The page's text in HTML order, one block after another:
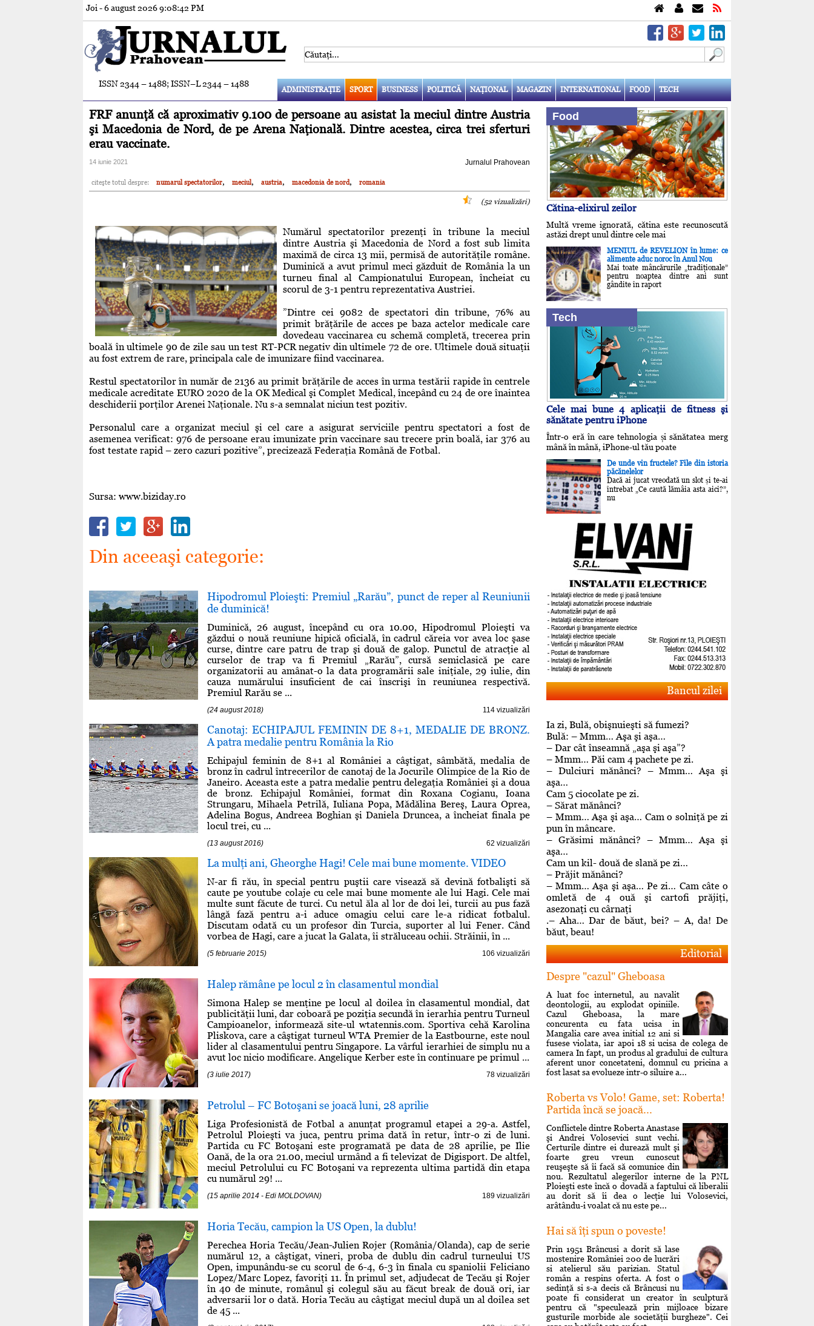
Joi - 6 august 20269:08:44 PM
ISSN 2344 – 1488; ISSN–L 2344 – 1488
ADMINISTRAŢIE SPORT BUSINESS POLITICĂ NAŢIONAL MAGAZIN INTERNATIONAL FOOD TECH
FRF anunţă că aproximativ 9.100 de persoane au asistat la meciul dintre Austria
şi Macedonia de Nord, de pe Arena Naţională. Dintre acestea, circa trei sferturi
erau vaccinate.
14 iunie 2021 Jurnalul Prahovean
citeşte totul despre: numarul spectatorilor, meciul, austria, macedonia de nord, romania
(52 vizualizări)
Numărul spectatorilor prezenţi în tribune la meciul
dintre Austria şi Macedonia de Nord a fost sub limita
maximă de circa 13 mii, permisă de autorităţile române.
Duminică a avut primul meci găzduit de România la un
turneu final al Campionatului European, încheiat cu
scorul de 3-1 pentru reprezentativa Austriei.
”Dintre cei 9082 de spectatori din tribune, 76% au
primit brăţările de acces pe baza actelor medicale care
dovedeau vaccinarea cu schemă completă, trecerea prin
boală în ultimele 90 de zile sau un test RT-PCR negativ din ultimele 72 de ore. Ultimele două situaţii
au fost extrem de rare, principala cale de imunizare fiind vaccinarea.
Restul spectatorilor în număr de 2136 au primit brăţările de acces în urma testării rapide în centrele
medicale acreditate EURO 2020 de la OK Medical şi Complet Medical, începând cu 24 de ore înaintea
deschiderii porţilor Arenei Naţionale. Nu s-a semnalat niciun test pozitiv.
Personalul care a organizat meciul şi cel care a asigurat serviciile pentru spectatori a fost de
asemenea verificat: 976 de persoane erau imunizate prin vaccinare sau trecere prin boală, iar 376 au
fost testate rapid – zero cazuri pozitive”, precizează Federaţia Română de Fotbal.
Sursa: www.biziday.ro
Din aceeaşi categorie:
Hipodromul Ploieşti: Premiul „Rarău”, punct de reper al Reuniunii
de duminică!
Duminică, 26 august, începând cu ora 10.00, Hipodromul Ploieşti va
găzdui o nouă reuniune hipică oficială, în cadrul căreia vor avea loc şase
curse, dintre care patru de trap şi două de galop. Punctul de atracţie al
curselor de trap va fi Premiul „Rarău”, cursă semiclasică pe care
organizatorii au amânat-o la data programării sale iniţiale, 29 iulie, din
cauza numărului insuficient de cai înscrişi în reuniunea respectivă.
Premiul Rarău se ...
(24 august 2018) 114 vizualizări
Canotaj: ECHIPAJUL FEMININ DE 8+1, MEDALIE DE BRONZ.
A patra medalie pentru România la Rio
Echipajul feminin de 8+1 al României a câştigat, sâmbătă, medalia de
bronz în cadrul întrecerilor de canotaj de la Jocurile Olimpice de la Rio de
Janeiro. Aceasta este a patra medalie pentru delegaţia României şi a doua
de bronz. Echipajul României, format din Roxana Cogianu, Ioana
Strungaru, Mihaela Petrilă, Iuliana Popa, Mădălina Bereş, Laura Oprea,
Adelina Bogus, Andreea Boghian şi Daniela Druncea, a încheiat finala pe
locul trei, cu ...
(13 august 2016) 62 vizualizări
La mulţi ani, Gheorghe Hagi! Cele mai bune momente. VIDEO
N-ar fi rău, în special pentru puştii care visează să devină fotbalişti să
caute pe youtube colaje cu cele mai bune momente ale lui Hagi. Cele mai
multe sunt făcute de turci. Cu netul ăla al lor de doi lei, turcii au pus fază
lângă fază pentru a-i aduce omagiu celui care le-a ridicat fotbalul.
Discutam odată cu un profesor din Turcia, suporter al lui Fener. Când
vorbea de Hagi, care a jucat la Galata, îi străluceau ochii. Străinii, în ...
(5 februarie 2015) 106 vizualizări
Halep rămâne pe locul 2 în clasamentul mondial
Simona Halep se menţine pe locul al doilea în clasamentul mondial, dat
publicităţii luni, dar coboară pe poziţia secundă în ierarhia pentru Turneul
Campioanelor, informează site-ul wtatennis.com. Sportiva cehă Karolina
Pliskova, care a câştigat turneul WTA Premier de la Eastbourne, este noul
lider al clasamentului pentru Singapore. La vârful ierarhiei de simplu nu a
avut loc nicio modificare. Angelique Kerber este în continuare pe primul ...
(3 iulie 2017) 78 vizualizări
Petrolul – FC Botoşani se joacă luni, 28 aprilie
Liga Profesionistă de Fotbal a anunţat programul etapei a 29-a. Astfel,
Petrolul Ploieşti va juca, pentru prima dată în retur, într-o zi de luni.
Partida cu FC Botoşani este programată pe data de 28 aprilie, pe Ilie
Oană, de la ora 21.00, meciul urmând a fi televizat de Digisport. De altfel,
meciul Petrolului cu FC Botoşani va reprezenta ultima partidă din etapa
cu numărul 29! ...
(15 aprilie 2014 - Edi MOLDOVAN) 189 vizualizări
Horia Tecău, campion la US Open, la dublu!
Perechea Horia Tecău/Jean-Julien Rojer (România/Olanda), cap de serie
numărul 12, a câştigat, vineri, proba de dublu din cadrul turneului US
Open, impunându-se cu scorul de 6-4, 6-3 în finala cu spaniolii Feliciano
Lopez/Marc Lopez, favoriţi 11. În primul set, adjudecat de Tecău şi Rojer
în 40 de minute, românul şi colegul său au făcut break de două ori, iar
adversarii lor o dată. Horia Tecău au câştigat meciul după un al doilea set
de 45 ...
Food
Cătina-elixirul zeilor
Multă vreme ignorată, cătina este recunoscută
astăzi drept unul dintre cele mai
MENIUL de REVELION în lume: ce
alimente aduc noroc în Anul Nou
Mai toate mâncărurile „tradiţionale”
pentru noaptea dintre ani sunt
gândite în raport
Tech
Cele mai bune 4 aplicaţii de fitness şi
sănătate pentru iPhone
Într-o eră în care tehnologia și sănătatea merg
mână în mână, iPhone-ul tău poate
De unde vin fructele? File din istoria
păcănelelor
Dacă ai jucat vreodată un slot și te-ai
întrebat „Ce caută lămâia asta aici?”,
nu
Bancul zilei
Ia zi, Bulă, obişnuieşti să fumezi?
Bulă: – Mmm… Aşa şi aşa…
– Dar cât înseamnă „aşa şi aşa”?
– Mmm… Păi cam 4 pachete pe zi.
– Dulciuri mănânci? – Mmm… Aşa şi
aşa…
Cam 5 ciocolate pe zi.
– Sărat mănânci?
– Mmm… Aşa şi aşa… Cam o solniţă pe zi
pun în mâncare.
– Grăsimi mănânci? – Mmm… Aşa şi
aşa…
Cam un kil- două de slană pe zi…
– Prăjit mănânci?
– Mmm… Aşa şi aşa… Pe zi… Cam câte o
omletă de 4 ouă şi cartofi prăjiţi,
asezonaţi cu cârnaţi
.– Aha… Dar de băut, bei? – A, da! De
băut, beau!
Editorial
Despre "cazul" Gheboasa
A luat foc internetul, au navalit
deontologii, au explodat opiniile.
Cazul Gheboasa, la mare
concurenta cu fata ucisa in
Mangalia care avea initial 12 ani si
fusese violata, iar apoi 18 si ucisa de colega de
camera In fapt, un produs al gradului de cultura
aferent unor concetateni, domnul cu pricina a
fost lasat sa evolueze intr-o siluire a...
Roberta vs Volo! Game, set: Roberta!
Partida încă se joacă...
Conflictele dintre Roberta Anastase
şi Andrei Volosevici sunt vechi.
Certurile dintre ei durează mult şi
foarte greu vreun cunoscut
reuşeşte să îi facă să comunice din
nou. Rezultatul alegerilor interne de la PNL
Ploieşti este încă o dovadă a faptului că liberalii
au dorit să îi dea o lecţie lui Volosevici,
arâtându-i voalat că nu este pe...
Hai să îţi spun o poveste!
Prin 1951 Brâncusi a dorit să lase
mostenire României 200 de lucrări
si atelierul său parizian. Statul
român a respins oferta. A fost o
sedinţă si s-a decis că Brâncusi nu
poate fi considerat un creator în sculptură
pentru că "speculează prin mijloace bizare
gusturile morbide ale societăţii burgheze". Cei